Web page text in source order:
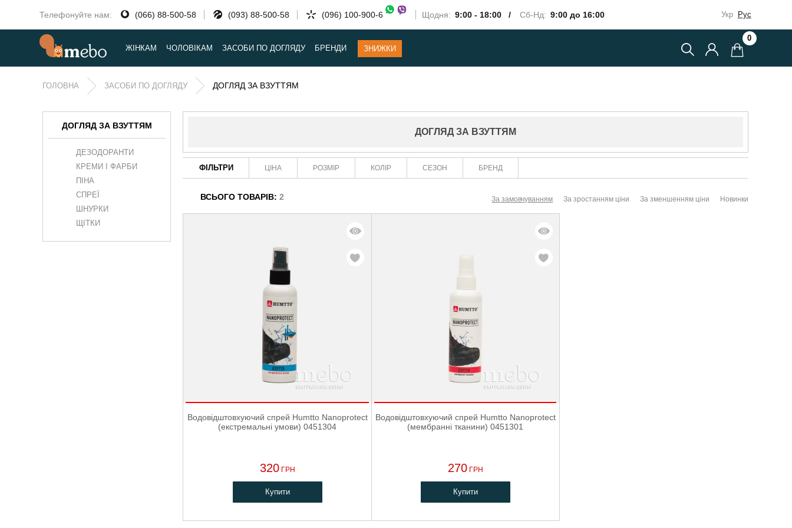
Телефонуйте нам: (066) 88-500-58 (093) 88-500-58 (096) 100-900-6 Щодня: 9:00 - 18:00 / Сб-Нд: 9:00 до 16:00 Укр Рус
ЖІНКАМ ЧОЛОВІКАМ ЗАСОБИ ПО ДОГЛЯДУ БРЕНДИ ЗНИЖКИ
0
ГОЛОВНА ЗАСОБИ ПО ДОГЛЯДУ ДОГЛЯД ЗА ВЗУТТЯМ
ДОГЛЯД ЗА ВЗУТТЯМ
ДЕЗОДОРАНТИ
КРЕМИ І ФАРБИ
ПІНА
СПРЕЇ
ШНУРКИ
ЩІТКИ
ДОГЛЯД ЗА ВЗУТТЯМ
ФІЛЬТРИ ЦІНА РОЗМІР КОЛІР СЕЗОН БРЕНД
ВСЬОГО ТОВАРІВ:2 За замовчуванням За зростанням ціни За зменшенням ціни Новинки
Водовідштовхуючий спрей Humtto Nanoprotect
(екстремальні умови) 0451304
320ГРН
Купити
Водовідштовхуючий спрей Humtto Nanoprotect
(мембранні тканини) 0451301
270ГРН
Купити